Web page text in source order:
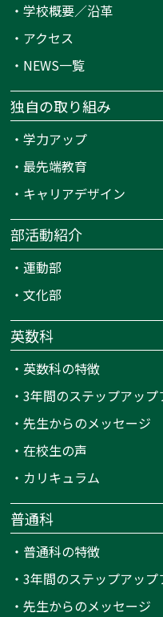
・学校概要／沿革
・ アクセス
・ NEWS一覧
独自の取り組み
・学力アップ
・最先端教育
・ キャリアデザイン
部活動紹介
・運動部
・文化部
英数科
・ 英数科の特徴
・3年間のステップアップ
・先生からのメッセージ
・在校生の声
・ カリキュラム
普通科
・ 普通科の特徴
・3年間のステップアップ
・先生からのメッセージ